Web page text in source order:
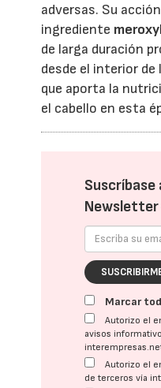
adversas. Su
ingrediente
de larga duración
desde el interior de
que aporta la
el cabello en esta
Suscríbase
Marcar
Autorizo el
avisos
Autorizo el
de terceros vía